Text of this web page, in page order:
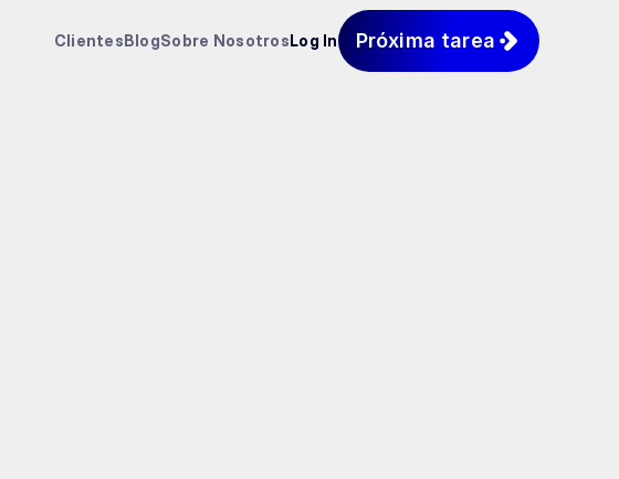
ClientesBlogSobre NosotrosLog In Próxima tarea